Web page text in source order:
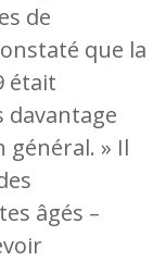
de
que la
était
général. » Il
âgés –